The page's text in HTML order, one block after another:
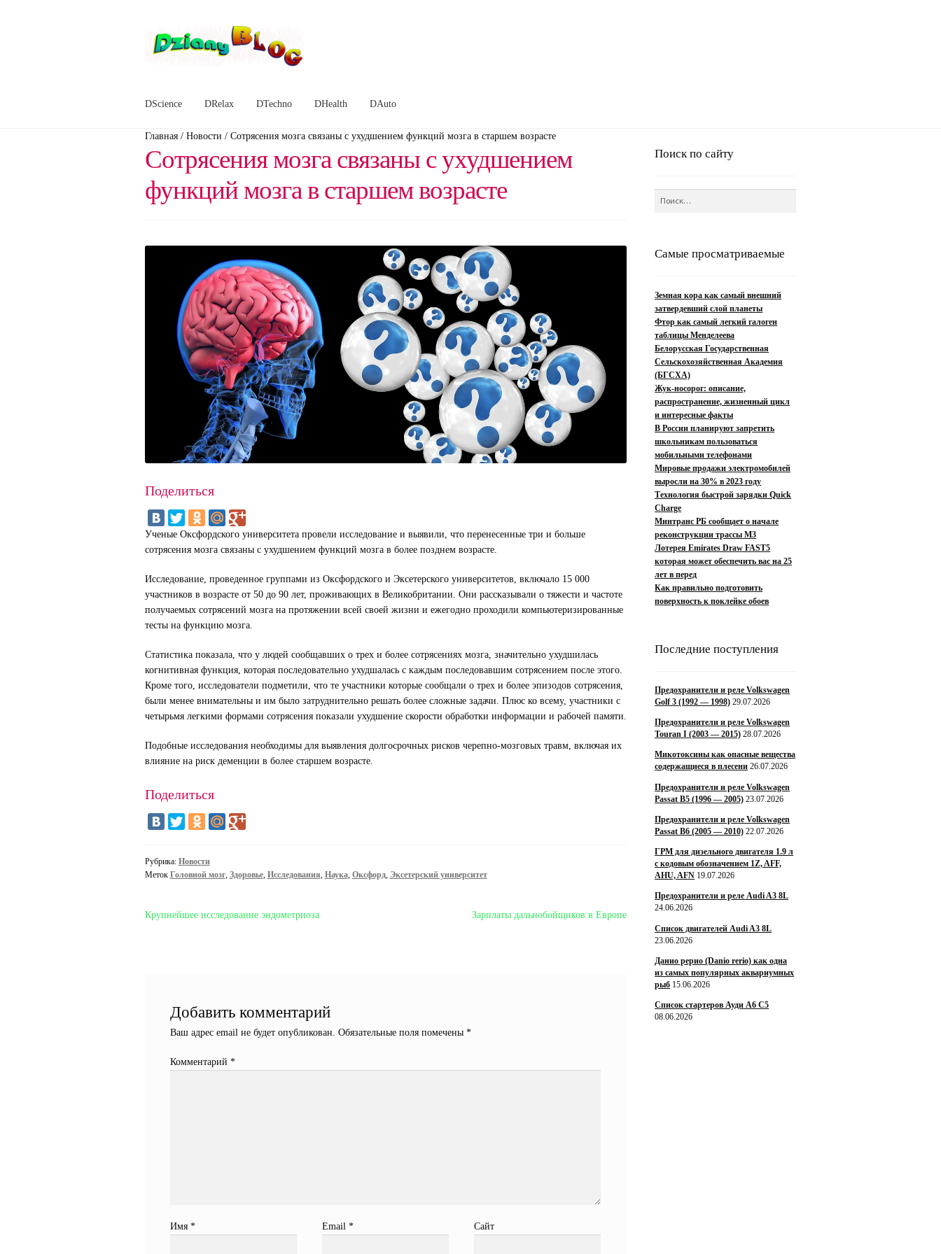
Перейти
Перейти
DScience DRelax DTechno DHealth DAuto
Главная/ Новости / Сотрясения мозга связаны с ухудшением функций мозга в старшем возрасте
Сотрясения мозга связаны с ухудшением
функций мозга в старшем возрасте
Поделиться
Ученые Оксфордского университета провели исследование и выявили, что перенесенные три и больше
сотрясения мозга связаны с ухудшением функций мозга в более позднем возрасте.
Исследование, проведенное группами из Оксфордского и Эксетерского университетов, включало 15 000
участников в возрасте от 50 до 90 лет, проживающих в Великобритании. Они рассказывали о тяжести и частоте
получаемых сотрясений мозга на протяжении всей своей жизни и ежегодно проходили компьютеризированные
тесты на функцию мозга.
Статистика показала, что у людей сообщавших о трех и более сотрясениях мозга, значительно ухудшилась
когнитивная функция, которая последовательно ухудшалась с каждым последовавшим сотрясением после этого.
Кроме того, исследователи подметили, что те участники которые сообщали о трех и более эпизодов сотрясения,
были менее внимательны и им было затруднительно решать более сложные задачи. Плюс ко всему, участники с
четырьмя легкими формами сотрясения показали ухудшение скорости обработки информации и рабочей памяти.
Подобные исследования необходимы для выявления долгосрочных рисков черепно-мозговых травм, включая их
влияние на риск деменции в более старшем возрасте.
Поделиться
Рубрика: Новости
Меток Головной мозг, Здоровье, Исследования, Наука, Оксфорд, Эксетерский университет
Навигация
Предыдущая
Крупнейшее исследование эндометриоза
Следующая
Зарплаты дальнобойщиков в Европе
Добавить комментарий
Ваш адрес email не будет опубликован. Обязательные поля помечены*
Комментарий*
Имя* Email* Сайт
Поиск по сайту
Самые просматриваемые
Земная кора как самый внешний
затвердевший слой планеты
Фтор как самый легкий галоген
таблицы Менделеева
Белорусская Государственная
Сельскохозяйственная Академия
(БГСХА)
Жук-носорог: описание,
распространение, жизненный цикл
и интересные факты
В России планируют запретить
школьникам пользоваться
мобильными телефонами
Мировые продажи электромобилей
выросли на 30% в 2023 году
Технология быстрой зарядки Quick
Charge
Минтранс РБ сообщает о начале
реконструкции трассы М3
Лотерея Emirates Draw FAST5
которая может обеспечить вас на 25
лет в перед
Как правильно подготовить
поверхность к поклейке обоев
Последние поступления
Предохранители и реле Volkswagen
Golf 3 (1992 — 1998) 29.07.2026
Предохранители и реле Volkswagen
Touran I (2003 — 2015) 28.07.2026
Микотоксины как опасные вещества
содержащиеся в плесени 26.07.2026
Предохранители и реле Volkswagen
Passat B5 (1996 — 2005) 23.07.2026
Предохранители и реле Volkswagen
Passat B6 (2005 — 2010) 22.07.2026
ГРМ для дизельного двигателя 1.9 л
с кодовым обозначением 1Z, AFF,
AHU, AFN 19.07.2026
Предохранители и реле Audi A3 8L
24.06.2026
Список двигателей Audi A3 8L
23.06.2026
Данио рерио (Danio rerio) как одна
из самых популярных аквариумных
рыб 15.06.2026
Список стартеров Ауди А6 С5
08.06.2026